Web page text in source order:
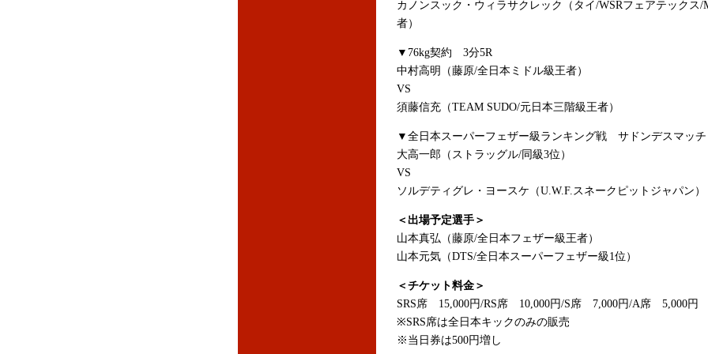
カノンスック・ウィラサクレック（タイ/WSRフェアテックス/
者）
▼76kg契約 3分5R
中村高明（藤原/全日本ミドル級王者）
VS
須藤信充（TEAM SUDO/元日本三階級王者）
▼全日本スーパーフェザー級ランキング戦 サドンデスマッチ
大高一郎（ストラッグル/同級3位）
VS
ソルデティグレ・ヨースケ（U.W.F.スネークピットジャパン）
＜出場予定選手＞
山本真弘（藤原/全日本フェザー級王者）
山本元気（DTS/全日本スーパーフェザー級1位）
＜チケット料金＞
SRS席 15,000円/RS席 10,000円/S席 7,000円/A席 5,000円
※SRS席は全日本キックのみの販売
※当日券は500円増し